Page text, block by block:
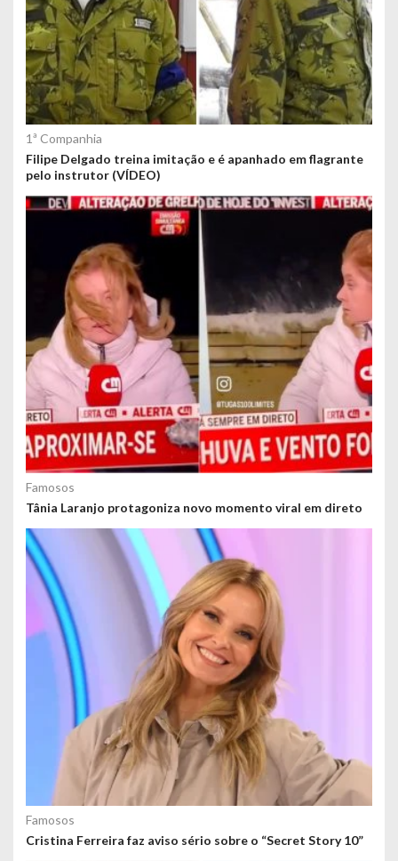
1ª Companhia
Filipe Delgado treina imitação e é apanhado em flagrante
pelo instrutor (VÍDEO)
Famosos
Tânia Laranjo protagoniza novo momento viral em direto
Famosos
Cristina Ferreira faz aviso sério sobre o “Secret Story 10”